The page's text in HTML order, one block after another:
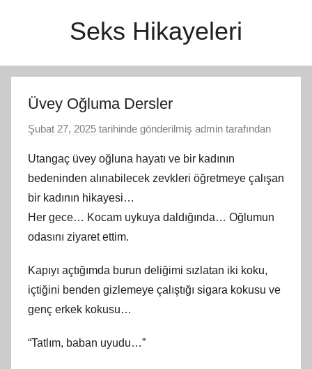
Seks Hikayeleri
Üvey Oğluma Dersler
Şubat 27, 2025 tarihinde gönderilmiş admin tarafından
Utangaç üvey oğluna hayatı ve bir kadının
bedeninden alınabilecek zevkleri öğretmeye çalışan
bir kadının hikayesi…
Her gece… Kocam uykuya daldığında… Oğlumun
odasını ziyaret ettim.
Kapıyı açtığımda burun deliğimi sızlatan iki koku,
içtiğini benden gizlemeye çalıştığı sigara kokusu ve
genç erkek kokusu…
“Tatlım, baban uyudu…”